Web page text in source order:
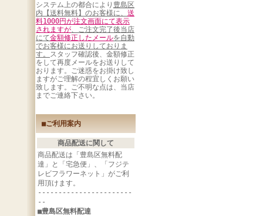
システム上の都合により 豊島区
内【送料無料】のお客様に、 送
料1000円が注文画面にて表示
されますが、ご注文完了後当店
にて金額修正したメールを自動
でお客様にお送りしておりま
す。 スタッフ確認後、金額修正
をして再度メールをお送りして
おります。ご迷惑をお掛け致し
ますがご理解の程宜しくお願い
致します。ご不明な点は、当店
までご連絡下さい。
■ご利用案内
商品配送に関して
商品配送は「豊島区無料配
達」と「宅急便」、「フジテ
レビフラワーネット」がご利
用頂けます。
-----------------------
--
■豊島区無料配達